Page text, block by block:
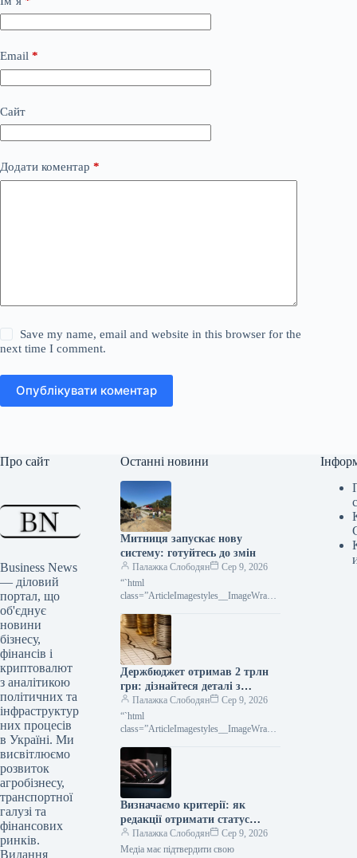
Email *
Сайт
Додати коментар *
Save my name, email and website in this browser for the
next time I comment.
Опублікувати коментар
Про сайт
Business News
— діловий
портал, що
об'єднує
новини
бізнесу,
фінансів і
криптовалют
з аналітикою
політичних та
інфраструктур
них процесів
в Україні. Ми
висвітлюємо
розвиток
агробізнесу,
транспортної
галузі та
фінансових
ринків.
Видання
Останні новини
Митниця запускає нову
систему: готуйтесь до змін
Палажка Слободян
Сер 9, 2026
“`html
class=”ArticleImagestyles__ImageWrappe
запроваджує інноваційну систему
сканування: революція у
логістиціДержавна митна служба
Держбюджет отримав 2 трлн
грн: дізнайтеся деталі з
інфографіки
Палажка Слободян
Сер 9, 2026
“`html
class=”ArticleImagestyles__ImageWrappe
України: понад 2 трильйони гривень за
сім місяців (інфографіка) За
оперативними даними
Визначаємо критерії: як
редакції отримати статус
критично важливого
підприємства для бронювання
Палажка Слободян
Сер 9, 2026
Медіа має підтвердити свою